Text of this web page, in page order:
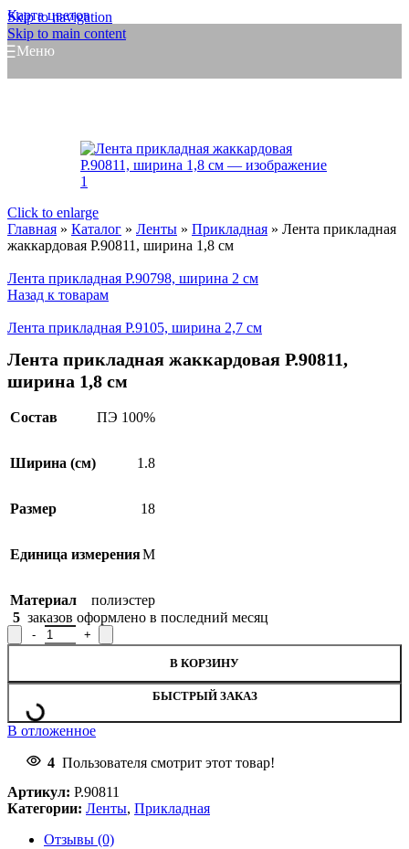
Карта цветов
Skip to navigation
Skip to main content
Меню
Click to enlarge
Главная » Каталог » Ленты » Прикладная » Лента прикладная
жаккардовая Р.90811, ширина 1,8 см
Лента прикладная Р.90798, ширина 2 см
Назад к товарам
Лента прикладная Р.9105, ширина 2,7 см
Лента прикладная жаккардовая Р.90811,
ширина 1,8 см
Состав ПЭ 100%
Ширина (см) 1.8
Размер 18
Единица измеренияМ
Материал
полиэстер
5 заказов оформлено в последний месяц
Количество товара Лента прикладная жаккардовая Р.90811,
В КОРЗИНУ
БЫСТРЫЙ ЗАКАЗ
В отложенное
4 Пользователя смотрит этот товар!
Артикул: Р.90811
Категории: Ленты, Прикладная
Отзывы (0)